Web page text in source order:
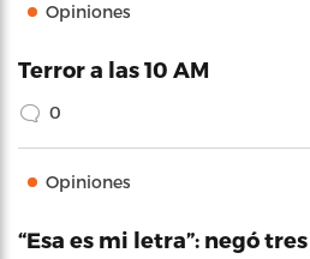
Opiniones
Terror a las 10 AM
0
Opiniones
“Esa es mi letra”: negó